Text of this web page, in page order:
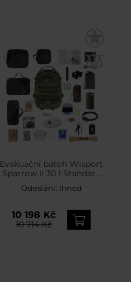
Evakuační batoh Wisport
Sparrow II 30 l Standard
V2 – s vybavením
Odeslání: Ihned
10 198 Kč
10 714 Kč